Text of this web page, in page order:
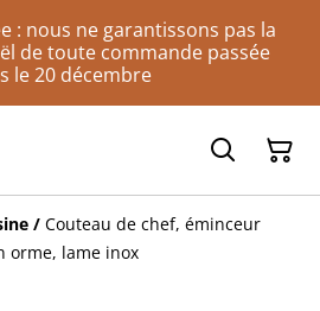
: nous ne garantissons pas la
de toute commande passée
le 20 décembre
/ Couteau de chef, éminceur
orme, lame inox